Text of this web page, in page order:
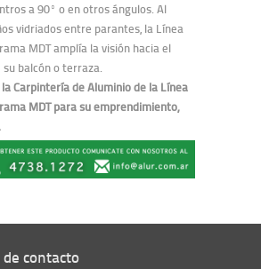
a 90º o en otros ángulos. Al
vidriados entre parantes, la Línea
MDT amplía la visión hacia el
balcón o terraza.
Carpintería de Aluminio de la Línea
MDT para su emprendimiento,
contacto